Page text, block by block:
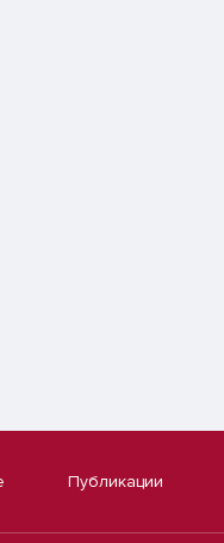
Публикации